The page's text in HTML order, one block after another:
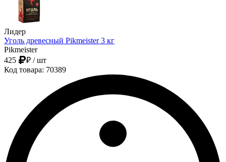
Лидер
Уголь древесный Pikmeister 3 кг
Pikmeister
425
₽ / шт
Код товара: 70389